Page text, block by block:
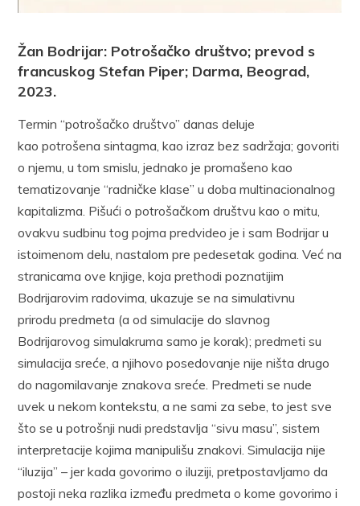
Žan Bodrijar: Potrošačko društvo; prevod s
francuskog Stefan Piper; Darma, Beograd,
2023.
Termin “potrošačko društvo” danas deluje
kao potrošena sintagma, kao izraz bez sadržaja; govoriti
o njemu, u tom smislu, jednako je promašeno kao
tematizovanje “radničke klase” u doba multinacionalnog
kapitalizma. Pišući o potrošačkom društvu kao o mitu,
ovakvu sudbinu tog pojma predvideo je i sam Bodrijar u
istoimenom delu, nastalom pre pedesetak godina. Već na
stranicama ove knjige, koja prethodi poznatijim
Bodrijarovim radovima, ukazuje se na simulativnu
prirodu predmeta (a od simulacije do slavnog
Bodrijarovog simulakruma samo je korak); predmeti su
simulacija sreće, a njihovo posedovanje nije ništa drugo
do nagomilavanje znakova sreće. Predmeti se nude
uvek u nekom kontekstu, a ne sami za sebe, to jest sve
što se u potrošnji nudi predstavlja “sivu masu”, sistem
interpretacije kojima manipulišu znakovi. Simulacija nije
“iluzija” – jer kada govorimo o iluziji, pretpostavljamo da
postoji neka razlika između predmeta o kome govorimo i